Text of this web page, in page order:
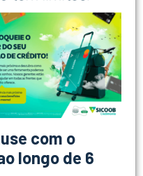
com o
longo de 6